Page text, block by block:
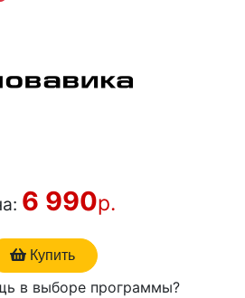
6 990р.
Купить
в выборе программы?